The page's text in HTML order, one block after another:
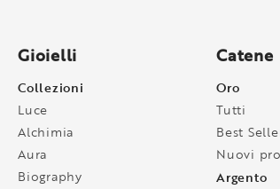
Gioielli
Collezioni
Luce
Alchimia
Aura
Biography
Catene
Oro
Tutti
Best
Nuovi
Argento